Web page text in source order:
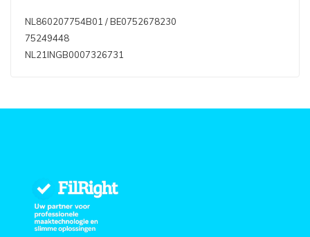
NL860207754B01 / BE0752678230
75249448
NL21INGB0007326731